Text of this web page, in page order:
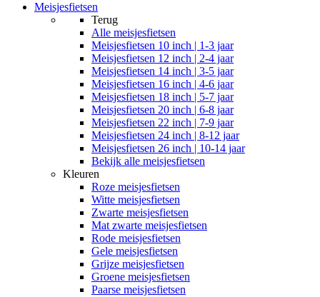
Meisjesfietsen
Terug
Alle meisjesfietsen
Meisjesfietsen 10 inch | 1-3 jaar
Meisjesfietsen 12 inch | 2-4 jaar
Meisjesfietsen 14 inch | 3-5 jaar
Meisjesfietsen 16 inch | 4-6 jaar
Meisjesfietsen 18 inch | 5-7 jaar
Meisjesfietsen 20 inch | 6-8 jaar
Meisjesfietsen 22 inch | 7-9 jaar
Meisjesfietsen 24 inch | 8-12 jaar
Meisjesfietsen 26 inch | 10-14 jaar
Bekijk alle meisjesfietsen
Kleuren
Roze meisjesfietsen
Witte meisjesfietsen
Zwarte meisjesfietsen
Mat zwarte meisjesfietsen
Rode meisjesfietsen
Gele meisjesfietsen
Grijze meisjesfietsen
Groene meisjesfietsen
Paarse meisjesfietsen